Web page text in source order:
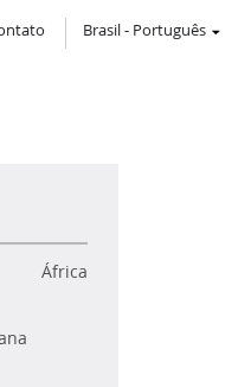
Brasil- Português
África